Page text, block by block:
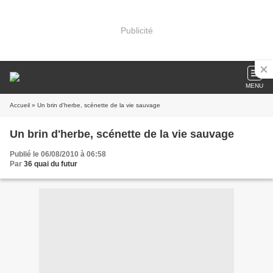
Publicité
MENU
Accueil » Un brin d'herbe, scénette de la vie sauvage
Un brin d'herbe, scénette de la vie sauvage
Publié le 06/08/2010 à 06:58
Par 36 quai du futur